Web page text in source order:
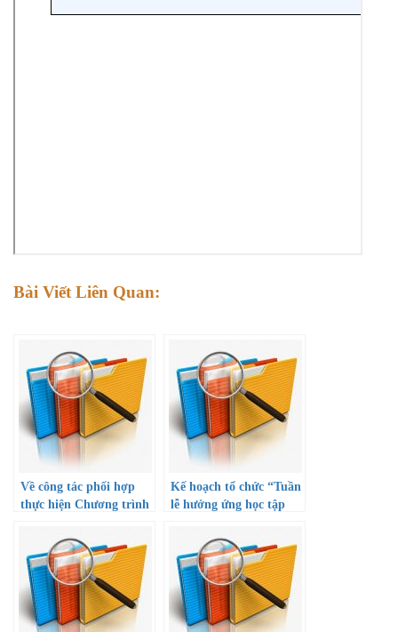
Bài Viết Liên Quan:
Về công tác phối hợp
thực hiện Chương trình
học cho học sinh giỏi
thuộc diện khó khăn và
gia đình chính sách
Thành phố mang tên
Bác
Kế hoạch tổ chức “Tuần
lễ hưởng ứng học tập
Công văn hướng dẫn
triển khai thực hiện